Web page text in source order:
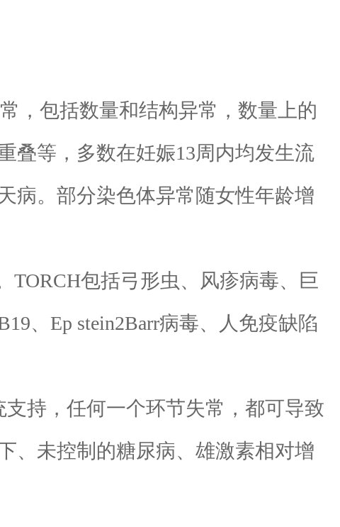
，包括数量和结构异常，数量上的
叠等，多数在妊娠13周内均发生流
病。部分染色体异常随女性年龄增
包括弓形虫、风疹病毒、巨
、Ep stein2Barr病毒、人免疫缺陷
持，任何一个环节失常，都可导致
、未控制的糖尿病、雄激素相对增